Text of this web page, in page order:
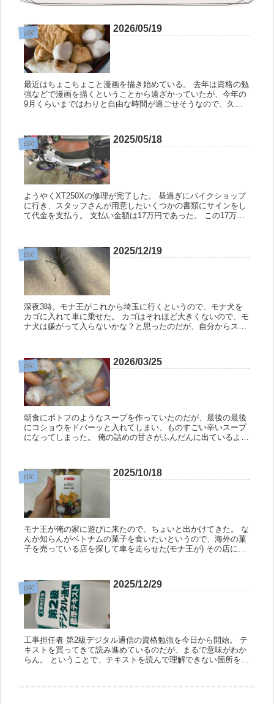
日記 2026/05/19
最近はちょこちょこと漫画を描き始めている。 去年は資格の勉
強などで漫画を描くということから遠ざかっていたが、今年の
9月くらいまではわりと自由な時間が過ごせそうなので、久し
日記 2025/05/18
ようやくXT250Xの修理が完了した。 昼過ぎにバイクショップ
に行き、スタッフさんが用意したいくつかの書類にサインをし
て代金を支払う。 支払い金額は17万円であった。 この17万円
日記 2025/12/19
深夜3時。モナ王がこれから埼玉に行くというので、モナ犬を
カゴに入れて車に乗せた。 カゴはそれほど大きくないので、モ
ナ犬は嫌がって入らないかな？と思ったのだが、自分からスッ
日記 2026/03/25
朝食にポトフのようなスープを作っていたのだが、最後の最後
にコショウをドバーッと入れてしまい、ものすごい辛いスープ
になってしまった。 俺の詰めの甘さがふんだんに出ているよ
日記 2025/10/18
モナ王が俺の家に遊びに来たので、ちょいと出かけてきた。 な
んか知らんがベトナムの菓子を食いたいというので、海外の菓
子を売っている店を探して車を走らせた(モナ王が) その店に入
日記 2025/12/29
工事担任者 第2級デジタル通信の資格勉強を今日から開始。 テ
キストを買ってきて読み進めているのだが、まるで意味がわか
らん。 ということで、テキストを読んで理解できない箇所を生